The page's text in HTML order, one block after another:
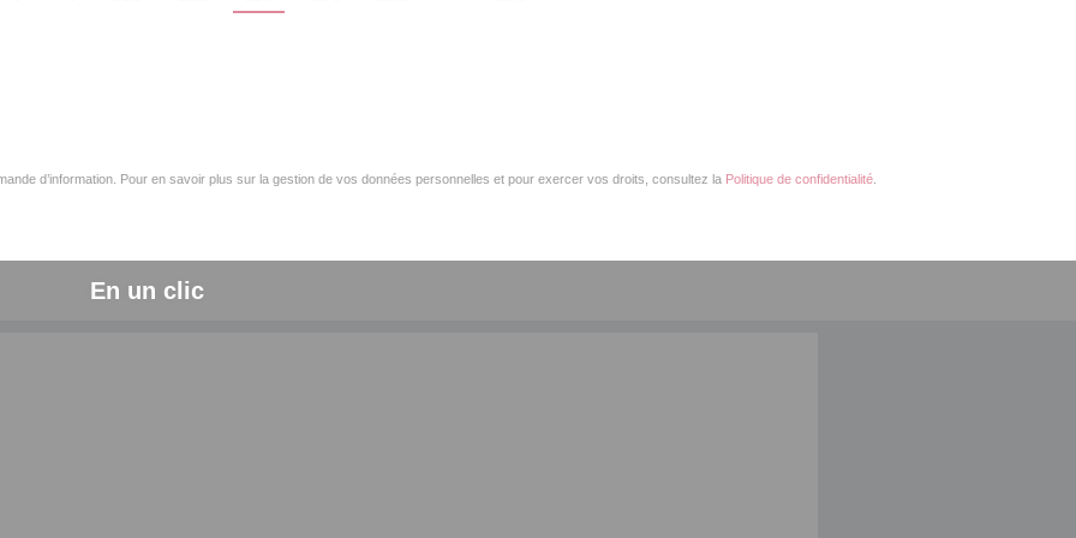
d’information. Pour en savoir plus sur la gestion de vos données personnelles et pour exercer vos droits, consultez la Politique de confidentialité
En un clic